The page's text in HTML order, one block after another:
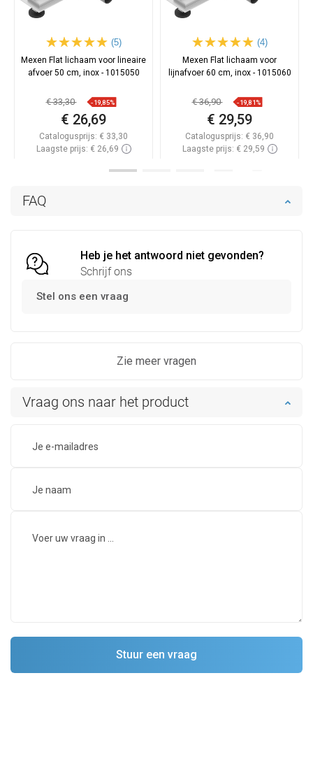
FAQ
Heb je het antwoord niet gevonden?
Schrijf ons
Stel ons een vraag
Zie meer vragen
Vraag ons naar het product
(5)
Mexen Flat lichaam voor lineaire
afvoer 50 cm, inox - 1015050
€ 33,30 -19,85%
€ 26,69
Catalogusprijs: € 33,30
Laagste prijs: € 26,69
(4)
Mexen Flat lichaam voor
lijnafvoer 60 cm, inox - 1015060
€ 36,90 -19,81%
€ 29,59
Catalogusprijs: € 36,90
Laagste prijs: € 29,59